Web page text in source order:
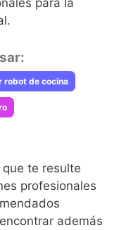
para la
robot de cocina
te resulte
profesionales
además